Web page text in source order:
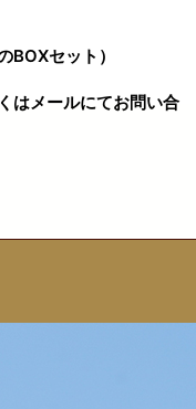
セット）
はメールにてお問い合